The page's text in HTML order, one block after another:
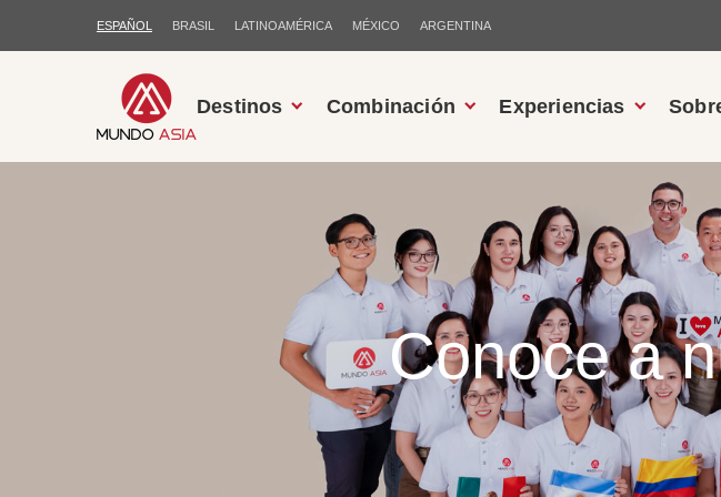
ESPAÑOL BRASIL LATINOAMÉRICA MÉXICO ARGENTINA
Destinos Combinación Experiencias
Conoce a